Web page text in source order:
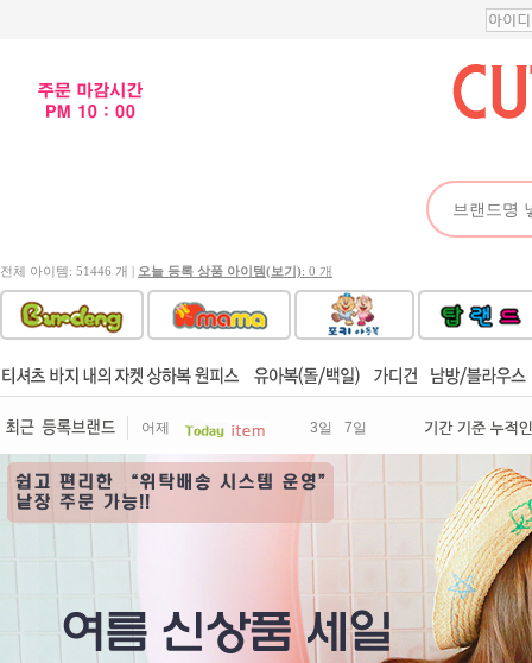
전체 아이템: 51446 개 | 오늘 등록 상품 아이템(보기): 0 개
어제 3일 7일